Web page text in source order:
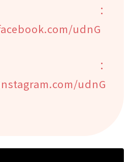
：
udnG
：
udnG